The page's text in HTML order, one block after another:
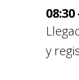
08:30
y